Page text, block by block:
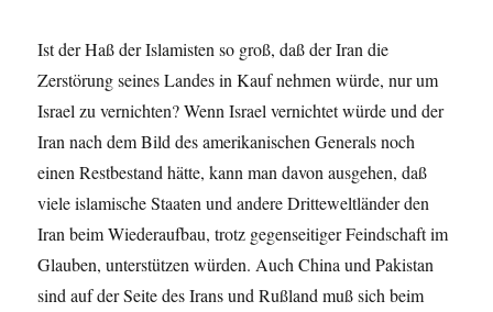
Ist der Haß der Islamisten so groß, daß der Iran die
Zerstörung seines Landes in Kauf nehmen würde, nur um
Israel zu vernichten? Wenn Israel vernichtet würde und der
Iran nach dem Bild des amerikanischen Generals noch
einen Restbestand hätte, kann man davon ausgehen, daß
viele islamische Staaten und andere Dritteweltländer den
Iran beim Wiederaufbau, trotz gegenseitiger Feindschaft im
Glauben, unterstützen würden. Auch China und Pakistan
sind auf der Seite des Irans und Rußland muß sich beim